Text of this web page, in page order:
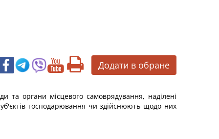
Додати в обране
та органи місцевого самоврядування, наділені
господарювання чи здійснюють щодо них